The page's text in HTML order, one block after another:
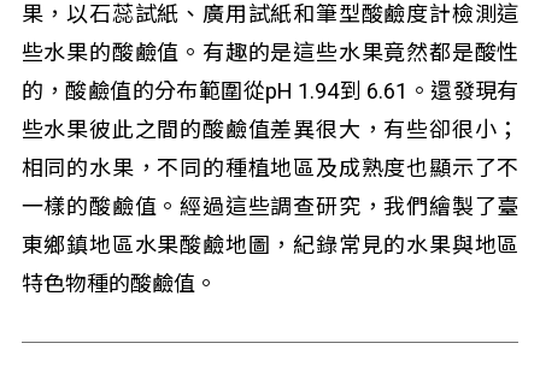
果，以石蕊試紙、廣用試紙和筆型酸鹼度計檢測這
些水果的酸鹼值。有趣的是這些水果竟然都是酸性
的，酸鹼值的分布範圍從pH 1.94到 6.61。還發現有
些水果彼此之間的酸鹼值差異很大，有些卻很小；
相同的水果，不同的種植地區及成熟度也顯示了不
一樣的酸鹼值。經過這些調查研究，我們繪製了臺
東鄉鎮地區水果酸鹼地圖，紀錄常見的水果與地區
特色物種的酸鹼值。